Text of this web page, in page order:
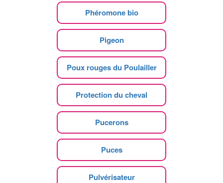
Phéromone bio
Pigeon
Poux rouges du Poulailler
Protection du cheval
Pucerons
Puces
Pulvérisateur